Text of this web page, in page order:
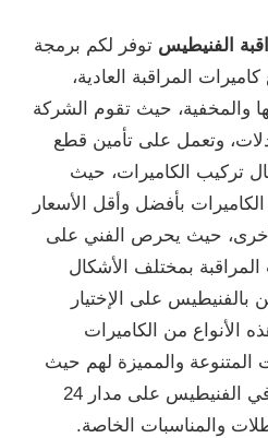
الفنيطيس توفر لكم برمجة
المراقبة العادية،
والمخفية، حيث تقوم الشركة
وتعمل على تأمين قطع
تركيب الكاميرات، حيث
بأفضل وأقل الأسعار
حيث يحرص الفني على
المراقبة بمختلف الأشكال
بالفنيطيس على الإختيار
الأنواع من الكاميرات
المتنوعة والمميزة لهم حيث
أن خدمة العملاء متوفرة في الفنيطيس على مدار 24
والمناسبات الخاصة.